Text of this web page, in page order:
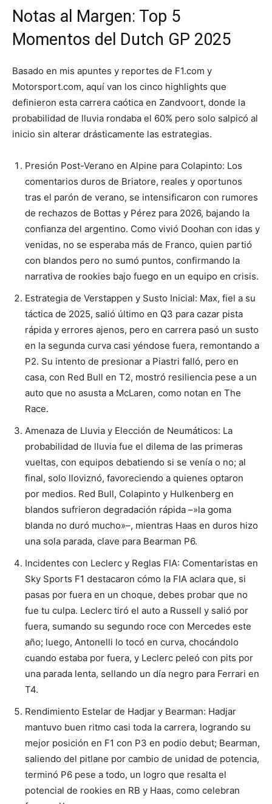
Notas al Margen: Top 5
Momentos del Dutch GP 2025
Basado en mis apuntes y reportes de F1.com y
Motorsport.com, aquí van los cinco highlights que
definieron esta carrera caótica en Zandvoort, donde la
probabilidad de lluvia rondaba el 60% pero solo salpicó al
inicio sin alterar drásticamente las estrategias.
Presión Post-Verano en Alpine para Colapinto: Los
comentarios duros de Briatore, reales y oportunos
tras el parón de verano, se intensificaron con rumores
de rechazos de Bottas y Pérez para 2026, bajando la
confianza del argentino. Como vivió Doohan con idas y
venidas, no se esperaba más de Franco, quien partió
con blandos pero no sumó puntos, confirmando la
narrativa de rookies bajo fuego en un equipo en crisis.
Estrategia de Verstappen y Susto Inicial: Max, fiel a su
táctica de 2025, salió último en Q3 para cazar pista
rápida y errores ajenos, pero en carrera pasó un susto
en la segunda curva casi yéndose fuera, remontando a
P2. Su intento de presionar a Piastri falló, pero en
casa, con Red Bull en T2, mostró resiliencia pese a un
auto que no asusta a McLaren, como notan en The
Race.
Amenaza de Lluvia y Elección de Neumáticos: La
probabilidad de lluvia fue el dilema de las primeras
vueltas, con equipos debatiendo si se venía o no; al
final, solo lloviznó, favoreciendo a quienes optaron
por medios. Red Bull, Colapinto y Hulkenberg en
blandos sufrieron degradación rápida –»la goma
blanda no duró mucho»–, mientras Haas en duros hizo
una sola parada, clave para Bearman P6.
Incidentes con Leclerc y Reglas FIA: Comentaristas en
Sky Sports F1 destacaron cómo la FIA aclara que, si
pasas por fuera en un choque, debes probar que no
fue tu culpa. Leclerc tiró el auto a Russell y salió por
fuera, sumando su segundo roce con Mercedes este
año; luego, Antonelli lo tocó en curva, chocándolo
cuando estaba por fuera, y Leclerc peleó con pits por
una parada lenta, sellando un día negro para Ferrari en
T4.
Rendimiento Estelar de Hadjar y Bearman: Hadjar
mantuvo buen ritmo casi toda la carrera, logrando su
mejor posición en F1 con P3 en podio debut; Bearman,
saliendo del pitlane por cambio de unidad de potencia,
terminó P6 pese a todo, un logro que resalta el
potencial de rookies en RB y Haas, como celebran